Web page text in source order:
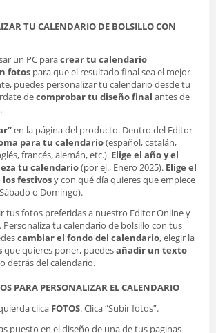
TU CALENDARIO DE BOLSILLO CON
un PC paracrear tu calendario
fotos para que el resultado final sea el mejor
puedes personalizar tu calendario desde tu
decomprobar tu diseño final antes de
en la página del producto. Dentro del Editor
para tu calendario(español, catalán,
francés, alemán, etc.). Elige el año y el
tu calendario(por ej., Enero 2025). Elige el
festivosy con qué día quieres que empiece
o Domingo).
tus fotos preferidas a nuestro Editor Online y
Personaliza tu calendario de bolsillo con tus
cambiar el fondo del calendario, elegir la
que quieres poner, puedesañadir un texto
detrás del calendario.
PARA PERSONALIZAR EL CALENDARIO
clica FOTOS. Clica “Subir fotos”.
puesto en el diseño de una de tus paginas